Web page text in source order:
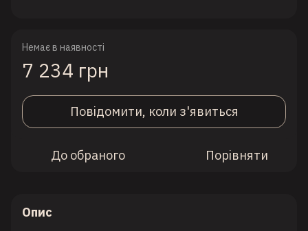
Немає в наявності
7 234 грн
Повідомити, коли з'явиться
До обраного Порівняти
Опис